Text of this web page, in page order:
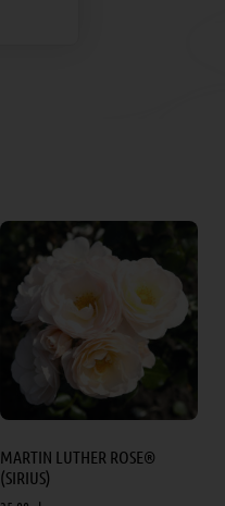
MARTIN LUTHER ROSE®
(SIRIUS)